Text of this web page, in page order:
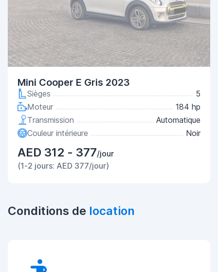
Mini Cooper E Gris 2023
Sièges
5
Moteur
184 hp
Transmission
Automatique
Couleur intérieure
Noir
AED 312 - 377/jour
(1-2 jours: AED 377/jour)
Conditions de location